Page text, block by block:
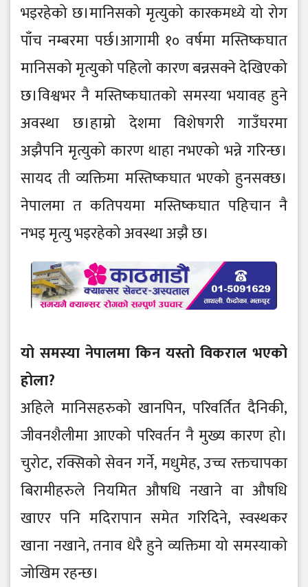
भइरहेको छ।मानिसको मृत्युको कारकमध्ये यो रोग
पाँच नम्बरमा पर्छ।आगामी १० वर्षमा मस्तिष्कघात
मानिसको मृत्युको पहिलो कारण बन्नसक्ने देखिएको
छ।विश्वभर नै मस्तिष्कघातको समस्या भयावह हुने
अवस्था छ।हाम्रो देशमा विशेषगरी गाउँघरमा
अझैपनि मृत्युको कारण थाहा नभएको भन्ने गरिन्छ।
सायद ती व्यक्तिमा मस्तिष्कघात भएको हुनसक्छ।
नेपालमा त कतिपयमा मस्तिष्कघात पहिचान नै
नभइ मृत्यु भइरहेको अवस्था अझै छ।
यो समस्या नेपालमा किन यस्तो विकराल भएको
होला?
अहिले मानिसहरुको खानपिन, परिवर्तित दैनिकी,
जीवनशैलीमा आएको परिवर्तन नै मुख्य कारण हो।
चुरोट, रक्सिको सेवन गर्ने, मधुमेह, उच्च रक्तचापका
बिरामीहरुले नियमित औषधि नखाने वा औषधि
खाएर पनि मदिरापान समेत गरिदिने, स्वस्थकर
खाना नखाने, तनाव धेरै हुने व्यक्तिमा यो समस्याको
जोखिम रहन्छ।